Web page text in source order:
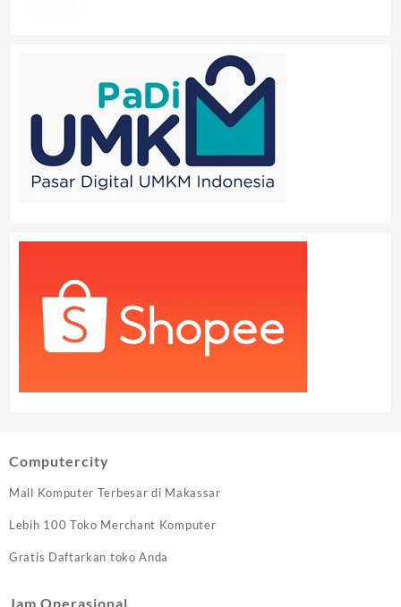
Computercity
Mall Komputer Terbesar di Makassar
Lebih 100 Toko Merchant Komputer
Gratis Daftarkan toko Anda
Jam Operasional